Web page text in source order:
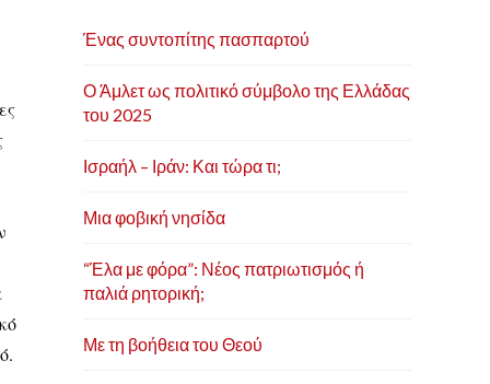
Ένας συντοπίτης πασπαρτού
Ο Άμλετ ως πολιτικό σύμβολο της Ελλάδας
του 2025
Ισραήλ – Ιράν: Και τώρα τι;
Μια φοβική νησίδα
“Έλα με φόρα”: Νέος πατριωτισμός ή
παλιά ρητορική;
Με τη βοήθεια του Θεού